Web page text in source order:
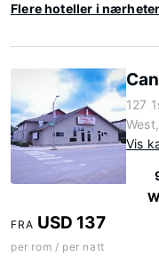
Flere hoteller i
127
Vis
FRA USD 137
per rom / per natt